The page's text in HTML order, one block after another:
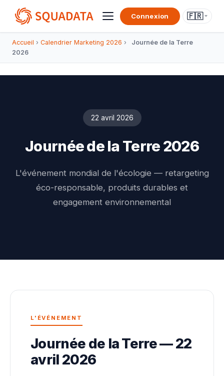
Connexion 🇫🇷
Accueil › Calendrier Marketing 2026 ›
Journée de la Terre
2026
22 avril 2026
Journée de la Terre 2026
L'événement mondial de l'écologie — retargeting
éco-responsable, produits durables et
engagement environnemental
L'ÉVÉNEMENT
Journée de la Terre — 22
avril 2026